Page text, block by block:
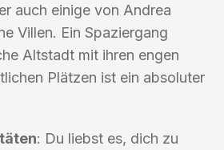
auch einige von Andrea
Villen. Ein Spaziergang
Altstadt mit ihren engen
Plätzen ist ein absoluter
: Du liebst es, dich zu